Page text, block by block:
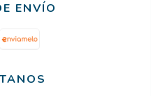
ENVÍO